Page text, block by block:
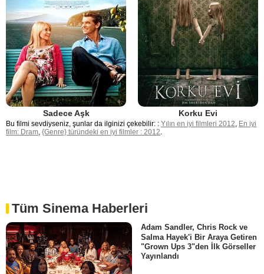
Sadece Aşk Korku Evi
Bu filmi sevdiyseniz, şunlar da ilginizi çekebilir: : Yılın en iyi filmleri 2012, En iyi
film: Dram, {Genre} türündeki en iyi filmler : 2012.
Tüm Sinema Haberleri
Adam Sandler, Chris Rock ve
Salma Hayek'i Bir Araya Getiren
"Grown Ups 3"den İlk Görseller
Yayınlandı